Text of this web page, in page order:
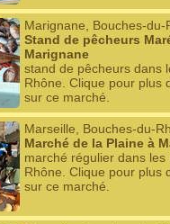
Marignane, Bouches-du-
Stand de pêcheurs
Marignane
stand de pêcheurs dans
Rhône. Clique pour plus
sur ce marché.
Marseille, Bouches-du-
Marché de la Plaine à
marché régulier dans les
Rhône. Clique pour plus
sur ce marché.